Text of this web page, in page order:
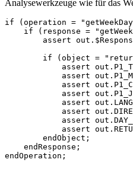
Analysewerkzeuge wie für das
if (operation =
if (response =
assert
if (object =
assert
assert
assert
assert
assert
assert
assert
assert
        endObject;
    endResponse;
endOperation;